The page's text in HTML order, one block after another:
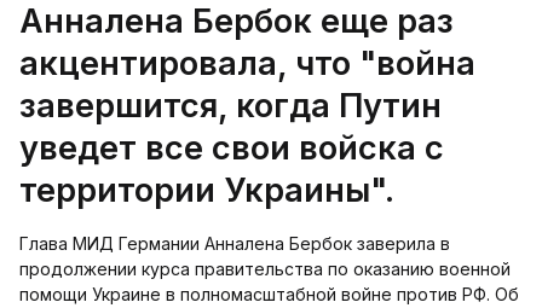
Анналена Бербок еще раз
акцентировала, что "война
завершится, когда Путин
уведет все свои войска с
территории Украины".
Глава МИД Германии Анналена Бербок заверила в
продолжении курса правительства по оказанию военной
помощи Украине в полномасштабной войне против РФ. Об